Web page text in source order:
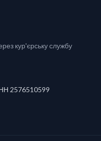
кур'єрську службу
2576510599